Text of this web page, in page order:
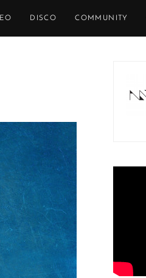
DISCO COMMUNITY